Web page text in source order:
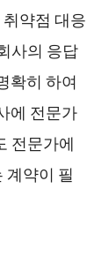
약점 대응
사의 응답
확히 하여
에 전문가
전문가에
계약이 필